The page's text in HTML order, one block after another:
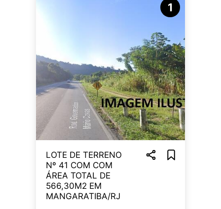
1
LOTE DE TERRENO
Nº 41 COM COM
ÁREA TOTAL DE
566,30M2 EM
MANGARATIBA/RJ